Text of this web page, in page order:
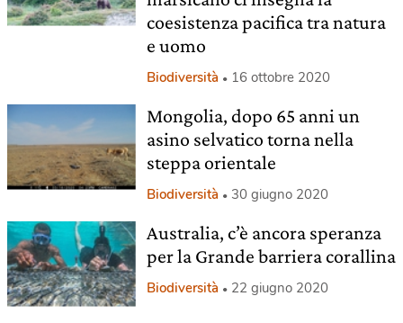
coesistenza pacifica tra natura
e uomo
Biodiversità 16 ottobre 2020
Mongolia, dopo 65 anni un
asino selvatico torna nella
steppa orientale
Biodiversità 30 giugno 2020
Australia, c’è ancora speranza
per la Grande barriera corallina
Biodiversità 22 giugno 2020